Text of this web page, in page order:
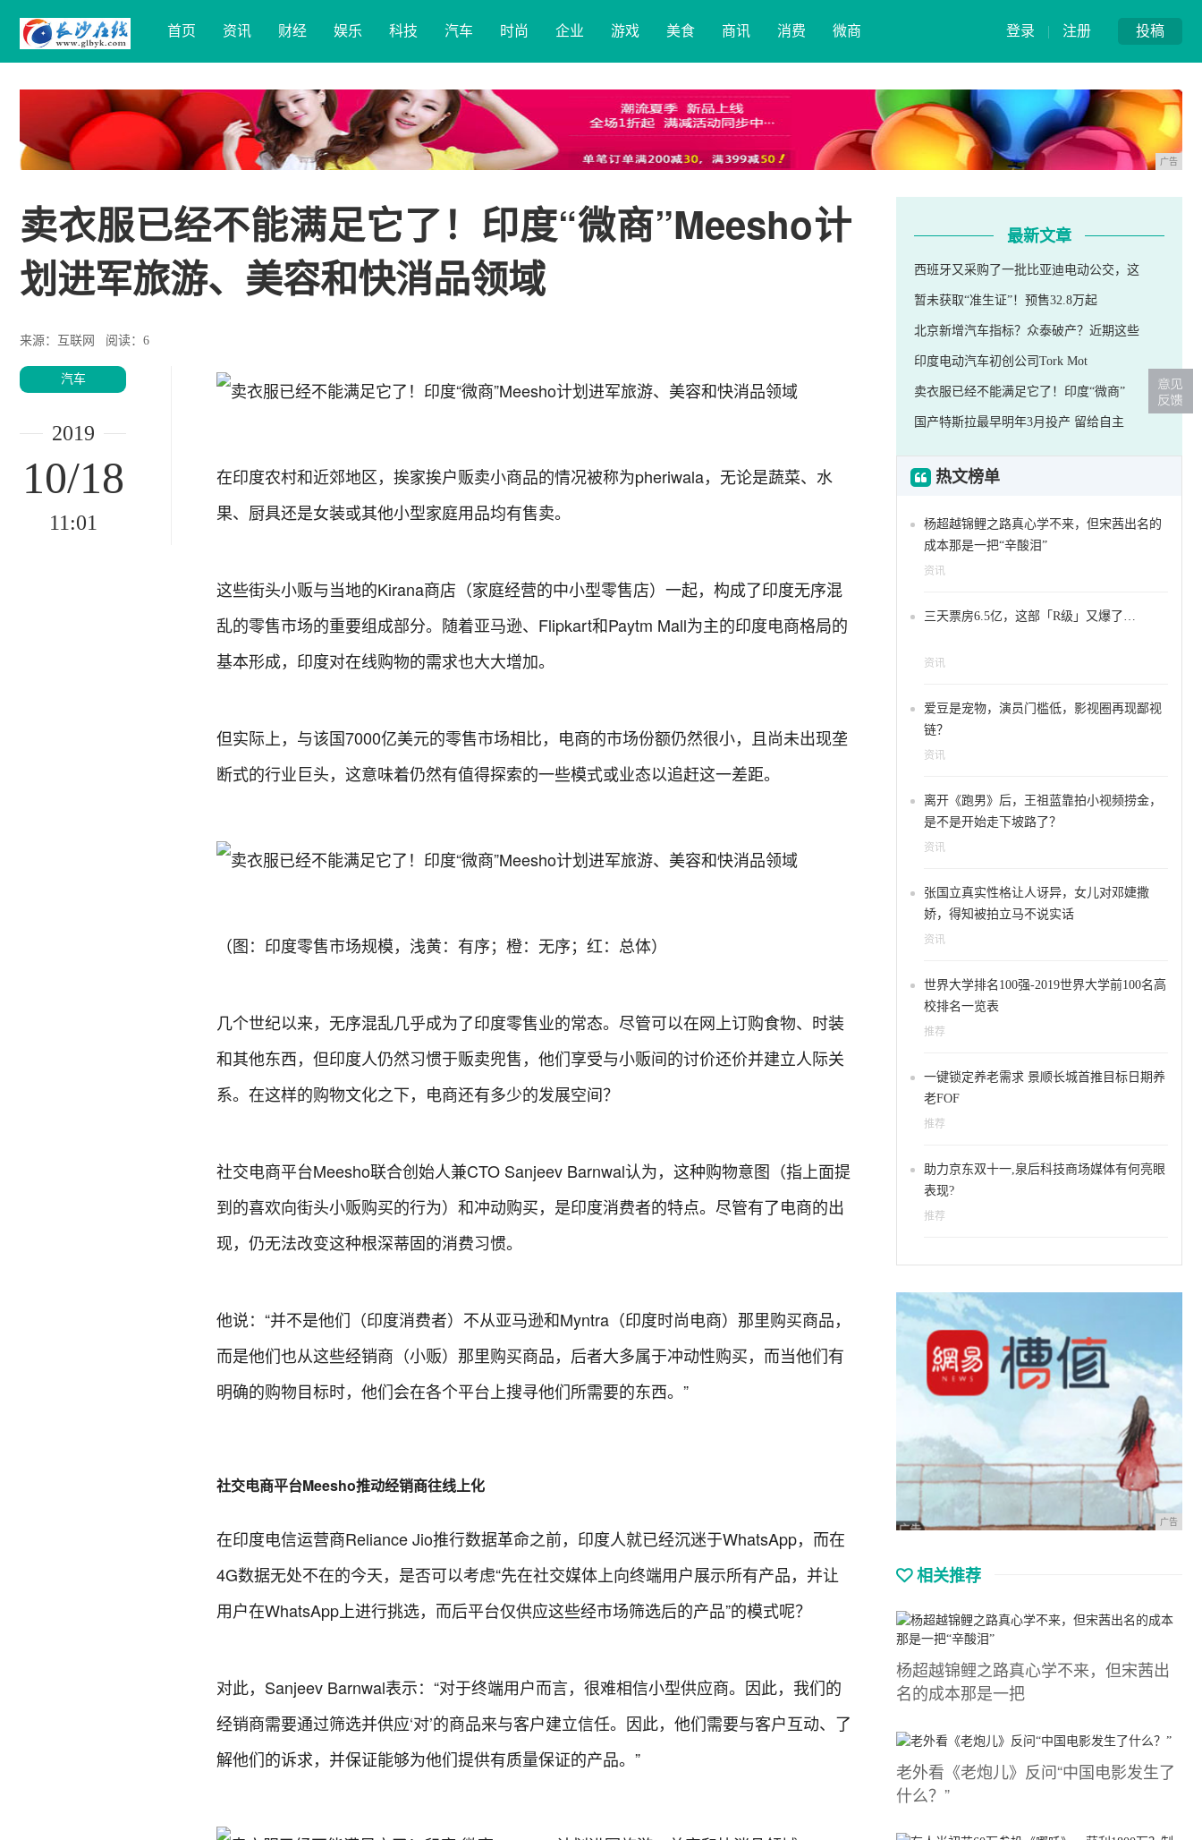
投稿
登录 | 注册
首页 资讯 财经 娱乐 科技 汽车 时尚 企业 游戏 美食 商讯 消费 微商
广告
卖衣服已经不能满足它了！印度“微商”Meesho计
划进军旅游、美容和快消品领域
来源：互联网 阅读：6
汽车
2019
10/18
11:01
在印度农村和近郊地区，挨家挨户贩卖小商品的情况被称为pheriwala，无论是蔬菜、水
果、厨具还是女装或其他小型家庭用品均有售卖。
这些街头小贩与当地的Kirana商店（家庭经营的中小型零售店）一起，构成了印度无序混
乱的零售市场的重要组成部分。随着亚马逊、Flipkart和Paytm Mall为主的印度电商格局的
基本形成，印度对在线购物的需求也大大增加。
但实际上，与该国7000亿美元的零售市场相比，电商的市场份额仍然很小，且尚未出现垄
断式的行业巨头，这意味着仍然有值得探索的一些模式或业态以追赶这一差距。
（图：印度零售市场规模，浅黄：有序；橙：无序；红：总体）
几个世纪以来，无序混乱几乎成为了印度零售业的常态。尽管可以在网上订购食物、时装
和其他东西，但印度人仍然习惯于贩卖兜售，他们享受与小贩间的讨价还价并建立人际关
系。在这样的购物文化之下，电商还有多少的发展空间？
社交电商平台Meesho联合创始人兼CTO Sanjeev Barnwal认为，这种购物意图（指上面提
到的喜欢向街头小贩购买的行为）和冲动购买，是印度消费者的特点。尽管有了电商的出
现，仍无法改变这种根深蒂固的消费习惯。
他说：“并不是他们（印度消费者）不从亚马逊和Myntra（印度时尚电商）那里购买商品，
而是他们也从这些经销商（小贩）那里购买商品，后者大多属于冲动性购买，而当他们有
明确的购物目标时，他们会在各个平台上搜寻他们所需要的东西。”
社交电商平台Meesho推动经销商往线上化
在印度电信运营商Reliance Jio推行数据革命之前，印度人就已经沉迷于WhatsApp，而在
4G数据无处不在的今天，是否可以考虑“先在社交媒体上向终端用户展示所有产品，并让
用户在WhatsApp上进行挑选，而后平台仅供应这些经市场筛选后的产品”的模式呢？
对此，Sanjeev Barnwal表示：“对于终端用户而言，很难相信小型供应商。因此，我们的
经销商需要通过筛选并供应‘对’的商品来与客户建立信任。因此，他们需要与客户互动、了
解他们的诉求，并保证能够为他们提供有质量保证的产品。”
最新文章
西班牙又采购了一批比亚迪电动公交，这
暂未获取“准生证”！预售32.8万起
北京新增汽车指标？众泰破产？近期这些
印度电动汽车初创公司Tork Mot
卖衣服已经不能满足它了！印度“微商”
国产特斯拉最早明年3月投产 留给自主
热文榜单
杨超越锦鲤之路真心学不来，但宋茜出名的
成本那是一把“辛酸泪”
资讯
三天票房6.5亿，这部「R级」又爆了…
资讯
爱豆是宠物，演员门槛低，影视圈再现鄙视
链？
资讯
离开《跑男》后，王祖蓝靠拍小视频捞金，
是不是开始走下坡路了？
资讯
张国立真实性格让人讶异，女儿对邓婕撒
娇，得知被拍立马不说实话
资讯
世界大学排名100强-2019世界大学前100名高
校排名一览表
推荐
一键锁定养老需求 景顺长城首推目标日期养
老FOF
推荐
助力京东双十一,泉后科技商场媒体有何亮眼
表现?
推荐
广告
相关推荐
杨超越锦鲤之路真心学不来，但宋茜出
名的成本那是一把
老外看《老炮儿》反问“中国电影发生了
什么？”